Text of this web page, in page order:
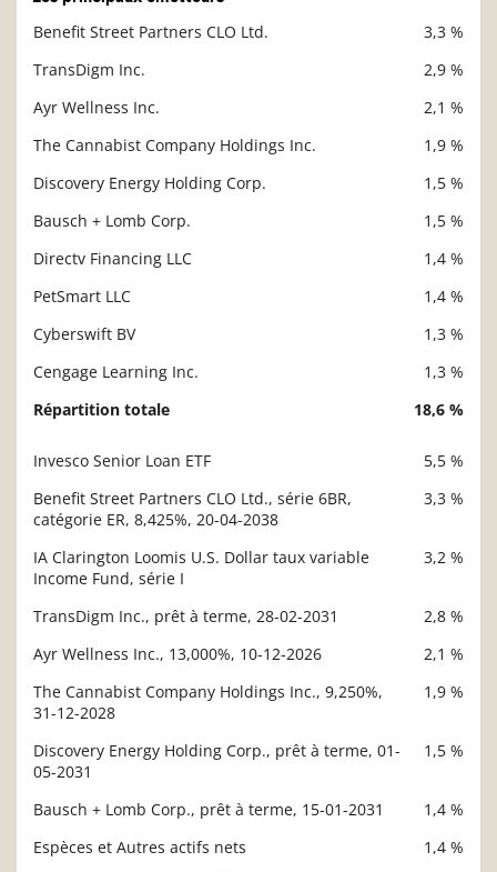
Benefit Street Partners CLO Ltd.
3,3 %
TransDigm Inc.
2,9 %
Ayr Wellness Inc.
2,1 %
The Cannabist Company Holdings Inc.
1,9 %
Discovery Energy Holding Corp.
1,5 %
Bausch + Lomb Corp.
1,5 %
Directv Financing LLC
1,4 %
PetSmart LLC
1,4 %
Cyberswift BV
1,3 %
Cengage Learning Inc.
1,3 %
Répartition totale
18,6 %
Invesco Senior Loan ETF
5,5 %
Benefit Street Partners CLO Ltd., série 6BR,
catégorie ER, 8,425%, 20-04-2038
3,3 %
IA Clarington Loomis U.S. Dollar taux variable
Income Fund, série I
3,2 %
TransDigm Inc., prêt à terme, 28-02-2031
2,8 %
Ayr Wellness Inc., 13,000%, 10-12-2026
2,1 %
The Cannabist Company Holdings Inc., 9,250%,
31-12-2028
1,9 %
Discovery Energy Holding Corp., prêt à terme, 01-
05-2031
1,5 %
Bausch + Lomb Corp., prêt à terme, 15-01-2031
1,4 %
Espèces et Autres actifs nets
1,4 %